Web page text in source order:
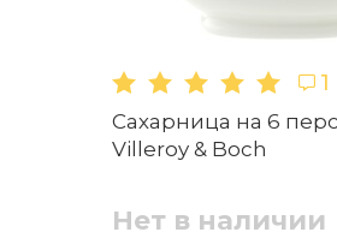
Блюдце кофейное 12,6 см
1
Сахарница на 6
Villeroy & Boch
Нет в наличии